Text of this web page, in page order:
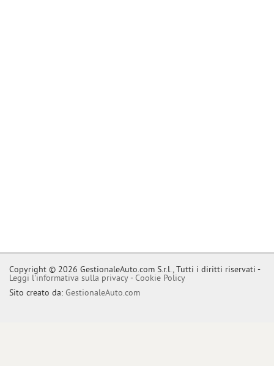
Copyright © 2026 GestionaleAuto.com S.r.l., Tutti i diritti riservati -
Leggi l'informativa sulla privacy-Cookie Policy
Sito creato da: GestionaleAuto.com